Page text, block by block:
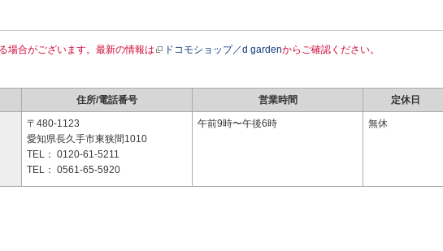
場合がございます。最新の情報は ドコモショップ／d gardenからご確認ください。
住所/電話番号 営業時間 定休日
〒480-1123
愛知県長久手市東狭間1010
TEL： 0120-61-5211
TEL： 0561-65-5920
午前9時〜午後6時 無休